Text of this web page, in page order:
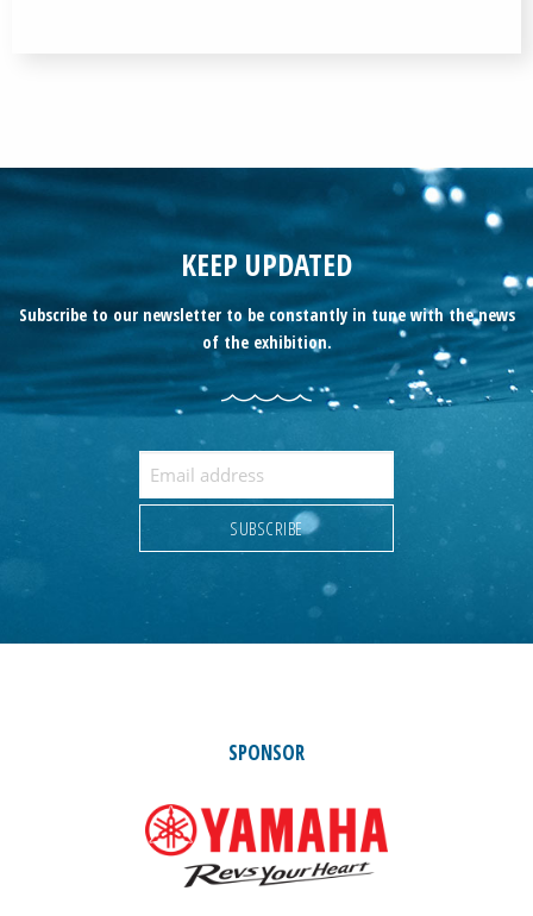
KEEP UPDATED
Subscribe to our newsletter to be constantly in tune with the news
of the exhibition.
SPONSOR